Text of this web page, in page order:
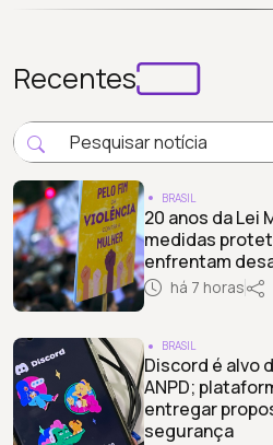
Recentes
BRASIL
20 anos da Lei
medidas
enfrentam
há 7 horas
BRASIL
Discord é alvo
ANPD;
entregar
segurança